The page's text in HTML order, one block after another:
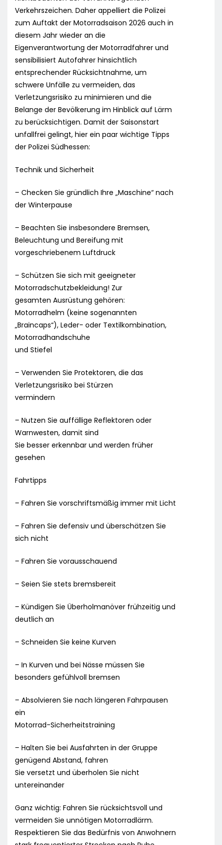
Verkehrszeichen. Daher appelliert die Polizei
zum Auftakt der Motorradsaison 2026 auch in
diesem Jahr wieder an die
Eigenverantwortung der Motorradfahrer und
sensibilisiert Autofahrer hinsichtlich
entsprechender Rücksichtnahme, um
schwere Unfälle zu vermeiden, das
Verletzungsrisiko zu minimieren und die
Belange der Bevölkerung im Hinblick auf Lärm
zu berücksichtigen. Damit der Saisonstart
unfallfrei gelingt, hier ein paar wichtige Tipps
der Polizei Südhessen:
Technik und Sicherheit
– Checken Sie gründlich Ihre „Maschine“ nach
der Winterpause
– Beachten Sie insbesondere Bremsen,
Beleuchtung und Bereifung mit
vorgeschriebenem Luftdruck
– Schützen Sie sich mit geeigneter
Motorradschutzbekleidung! Zur
gesamten Ausrüstung gehören:
Motorradhelm (keine sogenannten
„Braincaps“), Leder- oder Textilkombination,
Motorradhandschuhe
und Stiefel
– Verwenden Sie Protektoren, die das
Verletzungsrisiko bei Stürzen
vermindern
– Nutzen Sie auffällige Reflektoren oder
Warnwesten, damit sind
Sie besser erkennbar und werden früher
gesehen
Fahrtipps
– Fahren Sie vorschriftsmäßig immer mit Licht
– Fahren Sie defensiv und überschätzen Sie
sich nicht
– Fahren Sie vorausschauend
– Seien Sie stets bremsbereit
– Kündigen Sie Überholmanöver frühzeitig und
deutlich an
– Schneiden Sie keine Kurven
– In Kurven und bei Nässe müssen Sie
besonders gefühlvoll bremsen
– Absolvieren Sie nach längeren Fahrpausen
ein
Motorrad-Sicherheitstraining
– Halten Sie bei Ausfahrten in der Gruppe
genügend Abstand, fahren
Sie versetzt und überholen Sie nicht
untereinander
Ganz wichtig: Fahren Sie rücksichtsvoll und
vermeiden Sie unnötigen Motorradlärm.
Respektieren Sie das Bedürfnis von Anwohnern